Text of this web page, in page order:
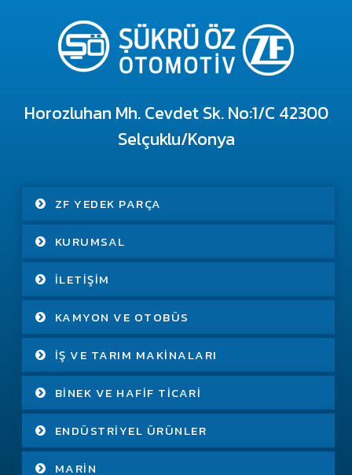
Horozluhan Mh. Cevdet Sk. No:1/C 42300
Selçuklu/Konya
ZF YEDEK PARÇA
KURUMSAL
İLETIŞIM
KAMYON VE OTOBÜS
İŞ VE TARIM MAKINALARI
BINEK VE HAFIF TICARI
ENDÜSTRIYEL ÜRÜNLER
MARIN